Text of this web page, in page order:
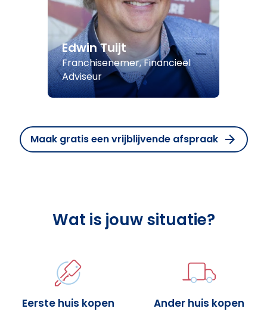
Edwin Tuijt
Franchisenemer, Financieel
Adviseur
Maak gratis een vrijblijvende afspraak
Wat is jouw situatie?
Eerste huis kopen Ander huis kopen